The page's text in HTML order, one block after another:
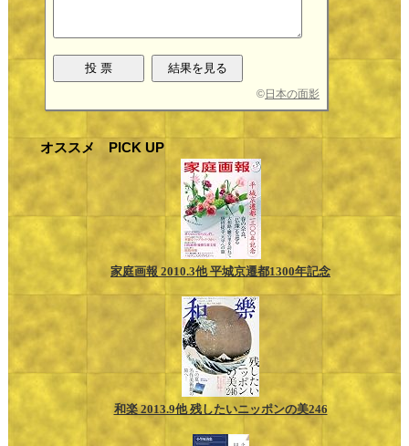
©日本の面影
オススメ PICK UP
家庭画報 2010.3他 平城京遷都1300年記念
和楽 2013.9他 残したいニッポンの美246